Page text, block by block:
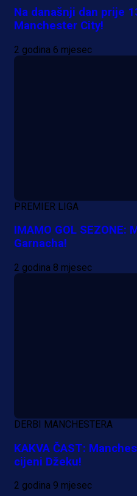
Da li je
je Barbarez
Alajbegovića
Na današnji dan prije
Manchester City!
2 godina 6 mjesec
PREMIER LIGA
IMAMO GOL
Garnacha!
2 godina 8 mjesec
DERBI MANCHESTERA
KAKVA ČAST:
cijeni Džeku!
2 godina 9 mjesec